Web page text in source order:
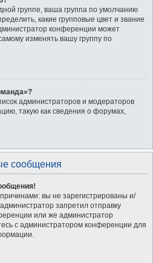
группе, ваша группа по умолчанию
какие групповые цвет и звание
конференции может
изменять вашу группу по
администраторов и модераторов
такую как сведения о форумах,
сообщения
вы не зарегистрированы и/
запретил отправку
или же администратор
с администратором конференции для